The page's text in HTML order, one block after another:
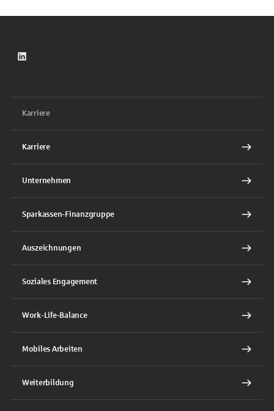
LinkedIn
Karriere
Karriere
Unternehmen
Sparkassen-Finanzgruppe
Auszeichnungen
Soziales Engagement
Work-Life-Balance
Mobiles Arbeiten
Weiterbildung